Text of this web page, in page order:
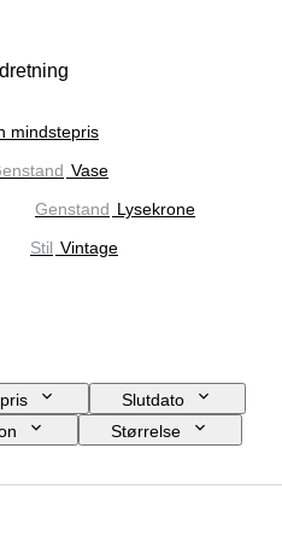
mindstepris
Vase
Genstand Lysekrone
Stil Vintage
Slutdato
Størrelse